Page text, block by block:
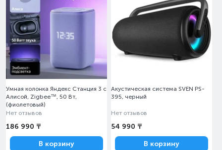
Умная колонка Яндекс Станция 3 с
Алисой, Zigbee™, 50 Вт,
(фиолетовый)
Нет отзывов
186 990 ₸
В корзину
Акустическая система SVEN PS-
395, черный
Нет отзывов
54 990 ₸
В корзину